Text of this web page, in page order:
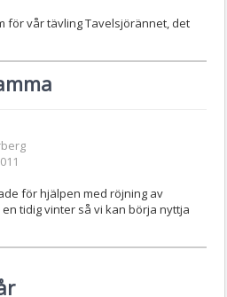
för vår tävling Tavelsjörännet, det
för hjälpen med röjning av
tidig vinter så vi kan börja nyttja